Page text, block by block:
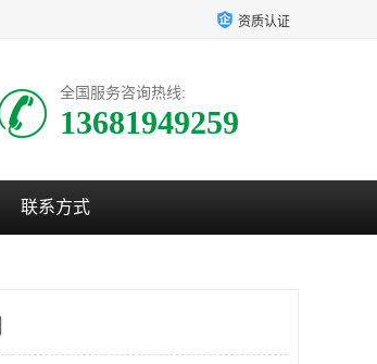
资质认证
全国服务咨询热线:
13681949259
联系方式